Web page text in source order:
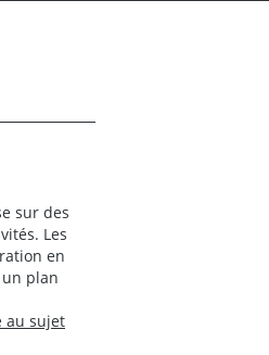
sur des
Les
en
un plan
au sujet